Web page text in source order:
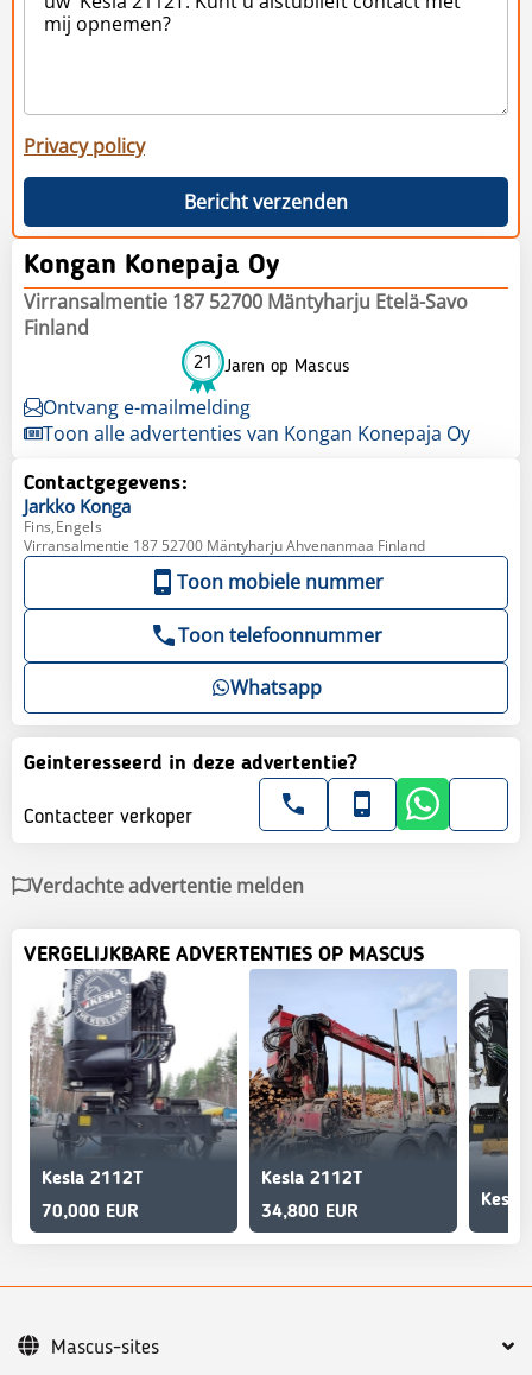
Privacy policy
Bericht verzenden
Kongan Konepaja Oy
Virransalmentie 187 52700 Mäntyharju Etelä-Savo
Finland
21 Jaren op Mascus
Ontvang e-mailmelding
Toon alle advertenties van Kongan Konepaja Oy
Contactgegevens:
Jarkko Konga
Fins,Engels
Virransalmentie 187 52700 Mäntyharju Ahvenanmaa Finland
Toon mobiele nummer
Toon telefoonnummer
Whatsapp
Geinteresseerd in deze advertentie?
Contacteer verkoper
Verdachte advertentie melden
VERGELIJKBARE ADVERTENTIES OP MASCUS
Kesla 2112T
70,000 EUR
Kesla 2112T
34,800 EUR
Kesla
Mascus-sites